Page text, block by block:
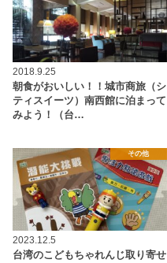
2018.9.25
朝食がおいしい！！城市商旅（シ
ティスイーツ）南西館に泊まって
みよう！（台…
その他
2023.12.5
台湾のこどもちゃれんじ取り寄せ